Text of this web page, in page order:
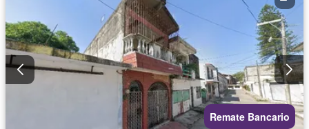
Remate Bancario